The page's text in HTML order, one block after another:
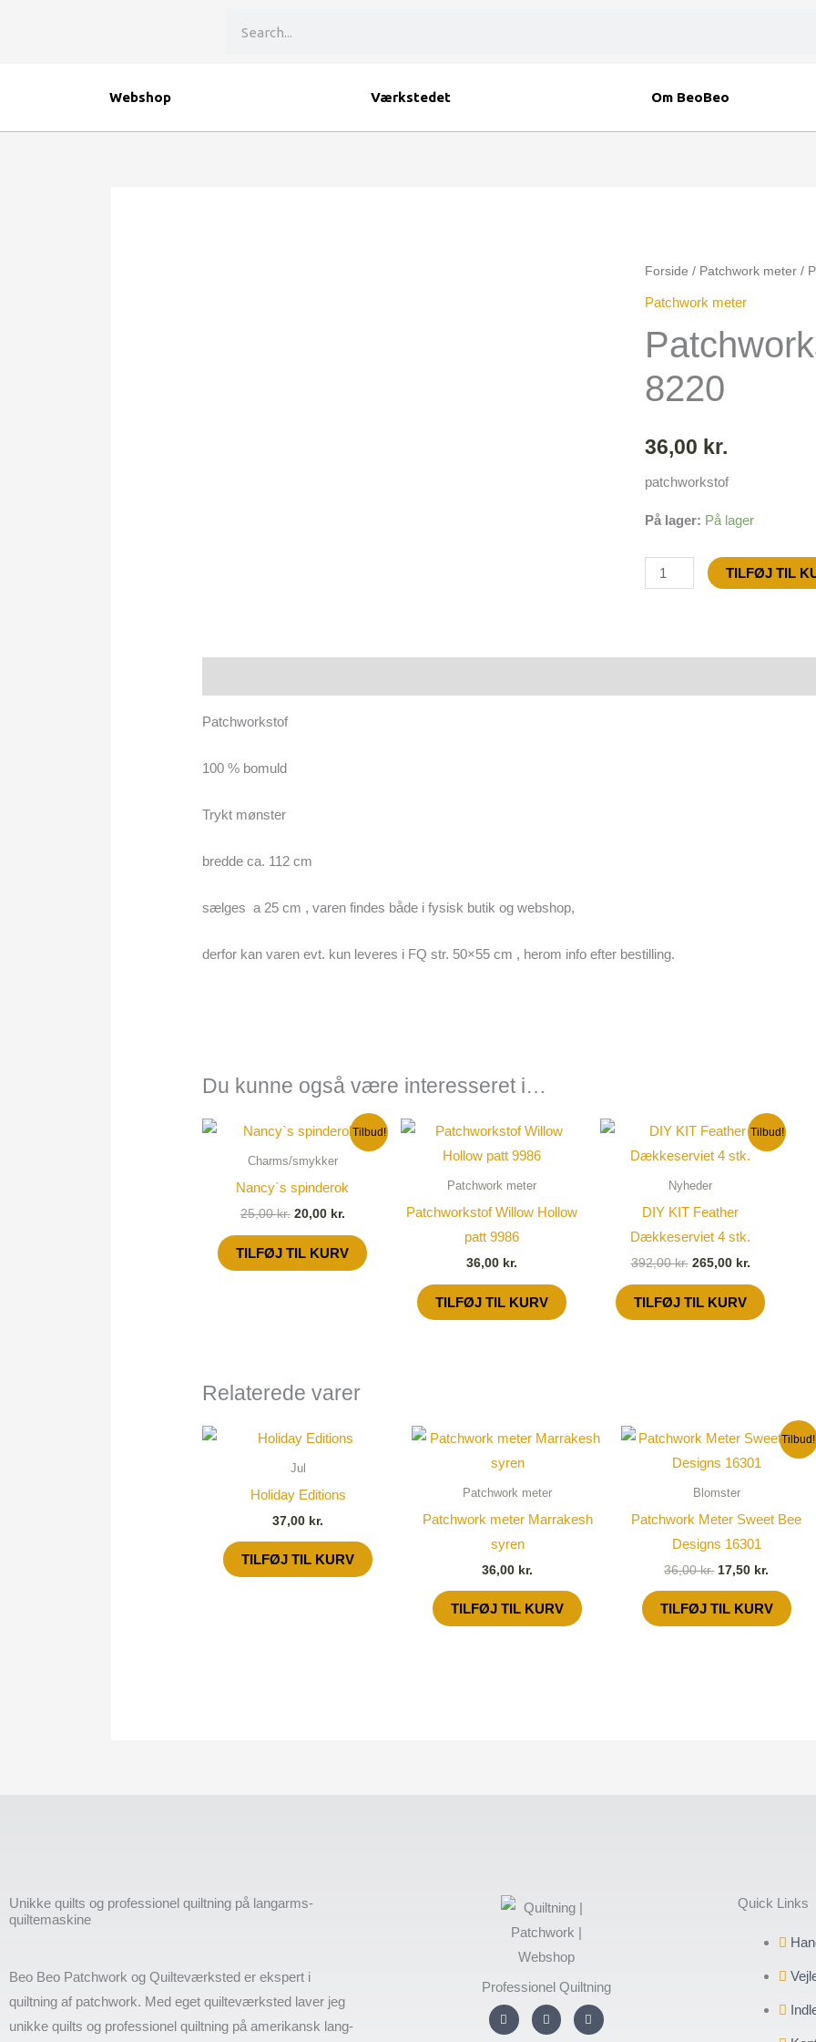
Webshop Værkstedet Om BeoBeo
Forside / Patchwork meter /
Patchwork meter
8220
36,00 kr.
patchworkstof
På lager: På lager
Patchworkstof
Andover
antal
TILFØJ TIL
Patchworkstof
100 % bomuld
Trykt mønster
bredde ca. 112 cm
sælges a 25 cm , varen findes både i fysisk butik og webshop,
derfor kan varen evt. kun leveres i FQ str. 50×55 cm , herom info efter bestilling.
Du kunne også være interesseret i…
Tilbud!
Charms/smykker
Nancy`s spinderok
25,00kr.
Den
oprindelige
pris
var:
25,00 kr..
20,00 kr.
Den
aktuelle
20,00 kr..
TILFØJ TIL KURV
Patchwork meter
Patchworkstof Willow Hollow
patt 9986
36,00 kr.
TILFØJ TIL KURV
Tilbud!
Nyheder
DIY KIT Feather
Dækkeserviet 4 stk.
392,00kr.
Den
oprindelige
pris
392,00 kr..
265,00 kr.
Den
aktuelle
pris
TILFØJ TIL KURV
Relaterede varer
Jul
Holiday Editions
37,00 kr.
TILFØJ TIL KURV
Patchwork meter
Patchwork meter Marrakesh
syren
36,00 kr.
TILFØJ TIL KURV
Tilbud!
Blomster
Patchwork Meter Sweet Bee
Designs 16301
36,00kr.
Den
oprindelige
pris
36,00 kr..
17,50 kr.
Den
TILFØJ TIL KURV
Unikke quilts og professionel quiltning på langarms-
quiltemaskine
Beo Beo Patchwork og Quilteværksted er ekspert i
quiltning af patchwork. Med eget quilteværksted laver jeg
unikke quilts og professionel quiltning på amerikansk lang-
Professionel Quiltning
I
n
s
F
a
c
Y
o
u
Quick Links